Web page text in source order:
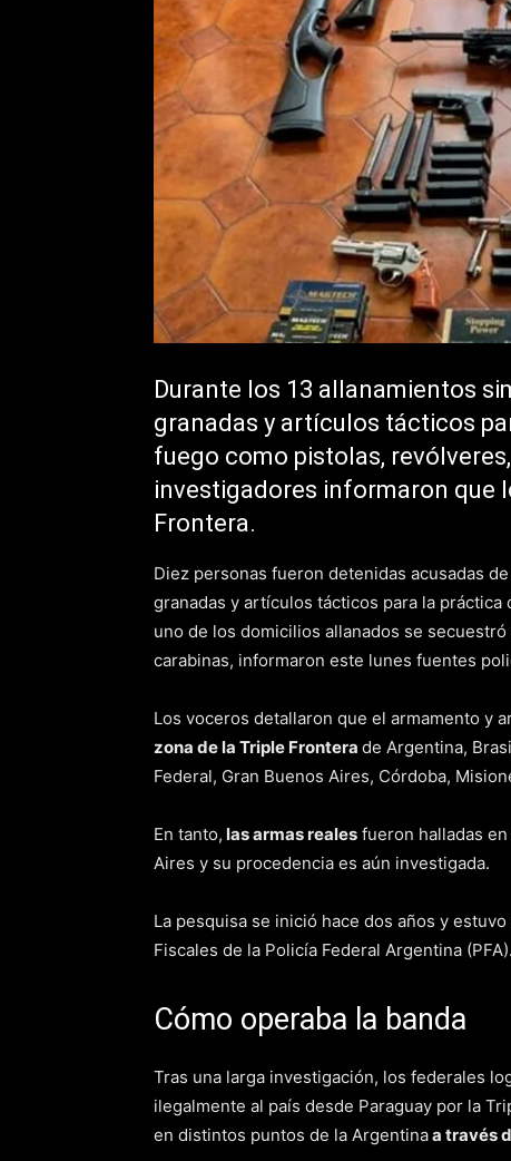
Durante los 13 allanamientos
granadas y artículos tácticos
fuego como pistolas,
investigadores informaron que
Frontera.
Diez personas fueron detenidas acusadas
granadas y artículos tácticos para la
uno de los domicilios allanados se
carabinas, informaron este lunes fuentes
Los voceros detallaron que el armamento y
zona de la Triple Frontera de Argentina,
Federal, Gran Buenos Aires, Córdoba,
En tanto, las armas reales fueron halladas
Aires y su procedencia es aún investigada.
La pesquisa se inició hace dos años y
Fiscales de la Policía Federal Argentina (PFA).
Cómo operaba la banda
Tras una larga investigación, los federales
ilegalmente al país desde Paraguay por la
en distintos puntos de la Argentinaa través